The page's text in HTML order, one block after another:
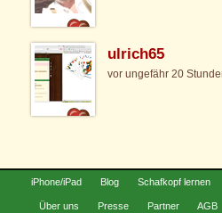
ulrich65
vor ungefähr 20
iPhone/iPad Blog Schafkopf lernen
Über uns Presse Partner AGB